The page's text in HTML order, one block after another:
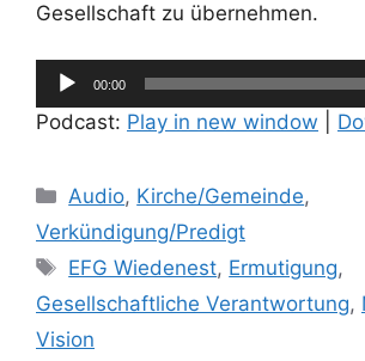
Gesellschaft zu übernehmen.
Audio-
Player
00:00
Podcast: Play in new window
Kategorien
Audio, Kirche/Gemeinde,
Verkündigung/Predigt
Schlagwörter
EFG Wiedenest, Ermutigung,
Gesellschaftliche Verantwortung,
Vision